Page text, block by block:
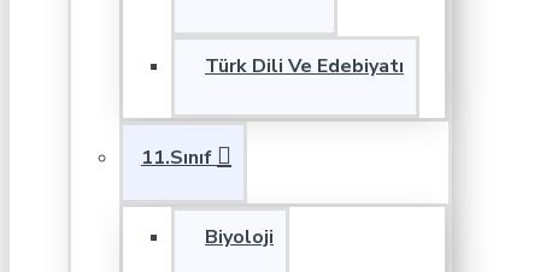
Türk Dili Ve Edebiyatı
11.Sınıf
Biyoloji